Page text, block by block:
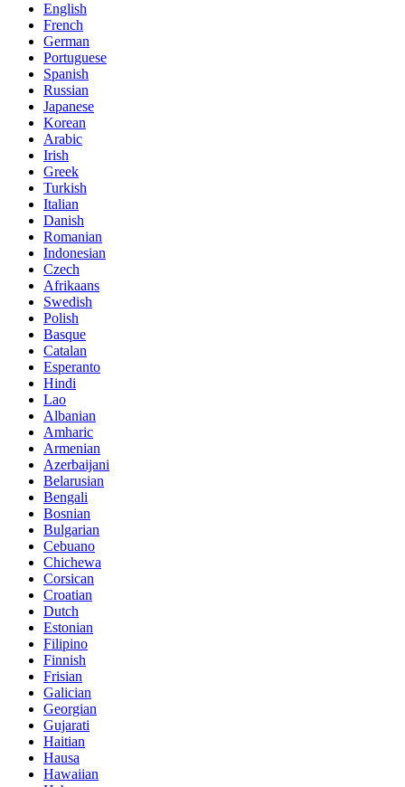
English
French
German
Portuguese
Spanish
Russian
Japanese
Korean
Arabic
Irish
Greek
Turkish
Italian
Danish
Romanian
Indonesian
Czech
Afrikaans
Swedish
Polish
Basque
Catalan
Esperanto
Hindi
Lao
Albanian
Amharic
Armenian
Azerbaijani
Belarusian
Bengali
Bosnian
Bulgarian
Cebuano
Chichewa
Corsican
Croatian
Dutch
Estonian
Filipino
Finnish
Frisian
Galician
Georgian
Gujarati
Haitian
Hausa
Hawaiian